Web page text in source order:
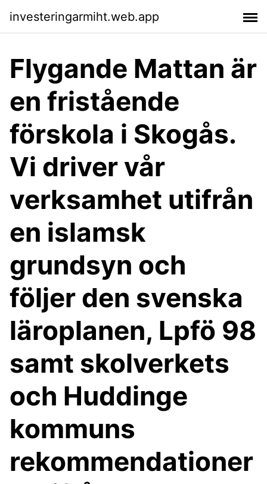
investeringarmiht.web.app
Flygande Mattan är
en fristående
förskola i Skogås.
Vi driver vår
verksamhet utifrån
en islamsk
grundsyn och
följer den svenska
läroplanen, Lpfö 98
samt skolverkets
och Huddinge
kommuns
rekommendationer